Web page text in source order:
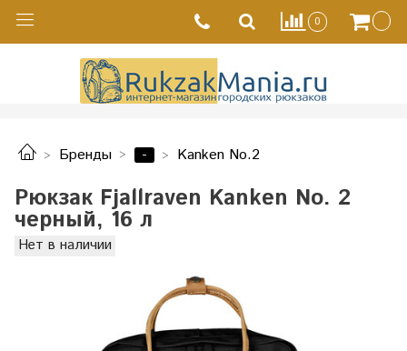
0
Бренды - Kanken No.2
Рюкзак Fjallraven Kanken No. 2
черный, 16 л
Нет в наличии